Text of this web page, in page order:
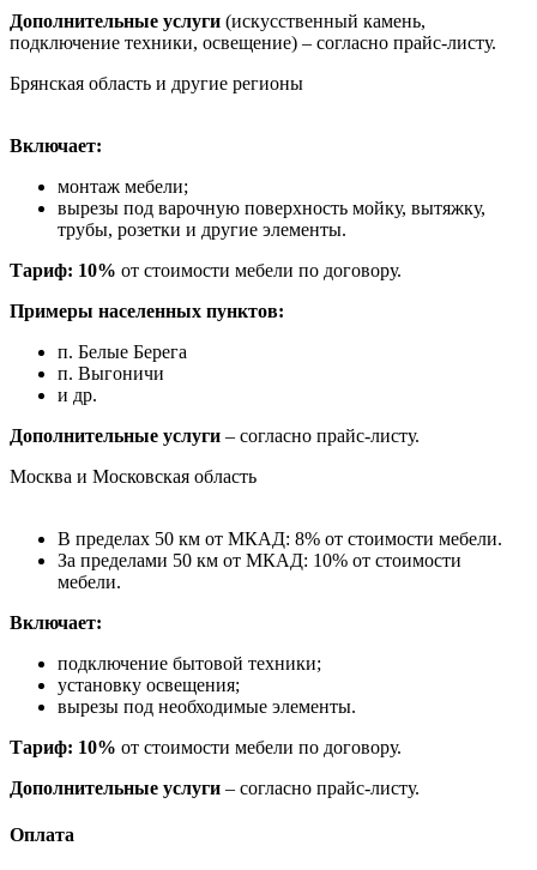
Дополнительные услуги (искусственный камень,
подключение техники, освещение) – согласно прайс-листу.
Брянская область и другие регионы
Включает:
монтаж мебели;
вырезы под варочную поверхность мойку, вытяжку,
трубы, розетки и другие элементы.
Тариф: 10% от стоимости мебели по договору.
Примеры населенных пунктов:
п. Белые Берега
п. Выгоничи
и др.
Дополнительные услуги – согласно прайс-листу.
Москва и Московская область
В пределах 50 км от МКАД: 8% от стоимости мебели.
За пределами 50 км от МКАД: 10% от стоимости
мебели.
Включает:
подключение бытовой техники;
установку освещения;
вырезы под необходимые элементы.
Тариф: 10% от стоимости мебели по договору.
Дополнительные услуги – согласно прайс-листу.
Оплата